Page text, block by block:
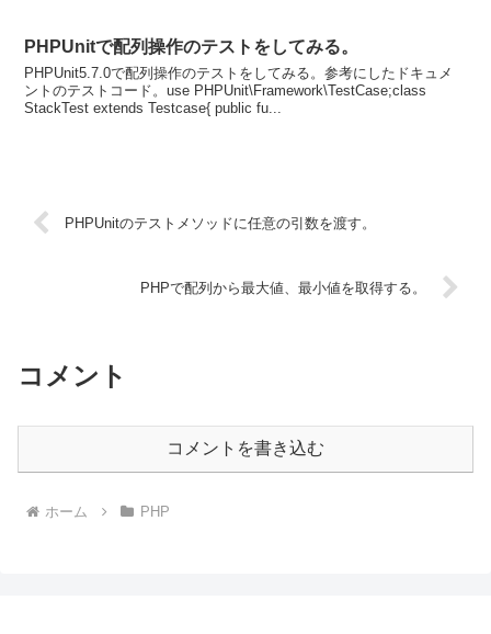
PHPUnitで配列操作のテストをしてみる。
PHPUnit5.7.0で配列操作のテストをしてみる。参考にしたドキュメ
ントのテストコード。use PHPUnit\Framework\TestCase;class
StackTest extends Testcase{ public fu...
PHPUnitのテストメソッドに任意の引数を渡す。
PHPで配列から最大値、最小値を取得する。
コメント
コメントを書き込む
ホーム PHP